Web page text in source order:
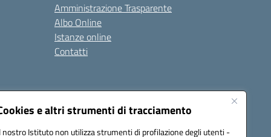
e altri strumenti di tracciamento
nostro Istituto non utilizza strumenti di profilazione degli utenti -
Amministrazione Trasparente
Albo Online
Istanze online
Contatti